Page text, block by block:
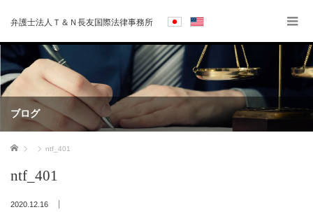
弁護士法人Ｔ＆Ｎ長友国際法律事務所
ブログ
ホーム ntf_401
ntf_401
2020.12.16